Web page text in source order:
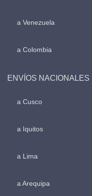
a Venezuela
a Colombia
ENVÍOS NACIONALES
a Cusco
a Iquitos
a Lima
a Arequipa